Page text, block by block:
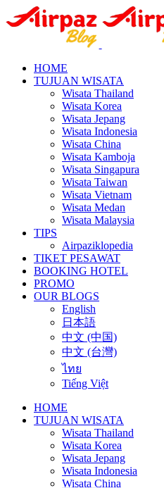
HOME
TUJUAN WISATA
Wisata Thailand
Wisata Korea
Wisata Jepang
Wisata Indonesia
Wisata China
Wisata Kamboja
Wisata Singapura
Wisata Taiwan
Wisata Vietnam
Wisata Medan
Wisata Malaysia
TIPS
Airpaziklopedia
TIKET PESAWAT
BOOKING HOTEL
PROMO
OUR BLOGS
English
日本語
中文 (中国)
中文 (台灣)
ไทย
Tiếng Việt
HOME
TUJUAN WISATA
Wisata Thailand
Wisata Korea
Wisata Jepang
Wisata Indonesia
Wisata China